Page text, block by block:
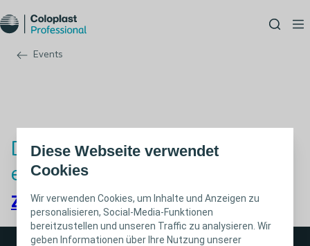
Diese Webseite verwendet
Cookies
Wir verwenden Cookies, um Inhalte und Anzeigen zu
personalisieren, Social-Media-Funktionen
bereitzustellen und unseren Traffic zu analysieren. Wir
geben Informationen über Ihre Nutzung unserer
Events
Deine Anmeldung war
erfolgreich!
Zurück zum Formular